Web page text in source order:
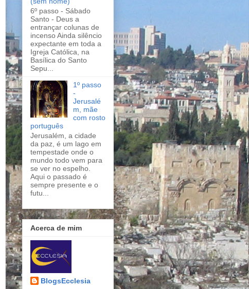
6º passo - Sábado
Santo - Deus a
entrançar colunas de
incenso Ainda silêncio
expectante em toda a
Igreja Católica, na
Basílica do Santo
Sepu...
1º passo
-
Jerusalé
m, mãe
com rosto
português
Jerusalém, a cidade
da paz, é um lago em
tempestade onde o
mundo todo vem para
se ver no espelho.
Aqui o passado é
sempre presente e o
futu...
Acerca de mim
BlogsEcclesia